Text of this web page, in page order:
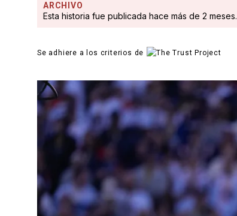
ARCHIVO
Esta historia fue publicada hace más de 2 meses.
Se adhiere a los criterios de